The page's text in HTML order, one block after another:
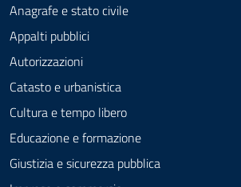
Anagrafe e stato civile
Appalti pubblici
Autorizzazioni
Catasto e urbanistica
Cultura e tempo libero
Educazione e formazione
Giustizia e sicurezza pubblica